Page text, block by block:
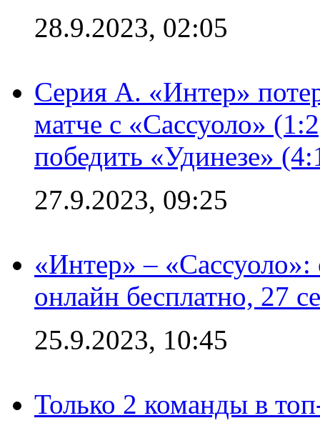
28.9.2023, 02:05
Серия А. «Интер»
матче с «Сассуоло»
победить «Удинезе»
27.9.2023, 09:25
«Интер» –
онлайн бесплатно, 27
25.9.2023, 10:45
Только 2 команды в